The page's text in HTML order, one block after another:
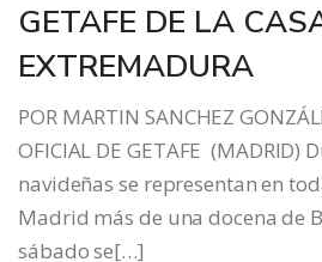
GETAFE DE LA
EXTREMADURA
POR MARTIN SANCHEZ
OFICIAL DE GETAFE (MADRID)
navideñas se representan en
Madrid más de una docena de
sábado se[…]